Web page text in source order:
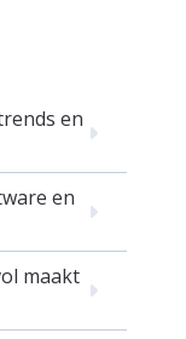
en
en
maakt